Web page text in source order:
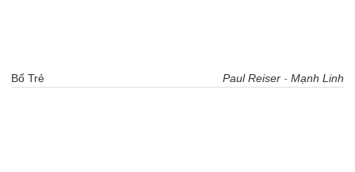
Bố Trẻ Paul Reiser - Mạnh Linh